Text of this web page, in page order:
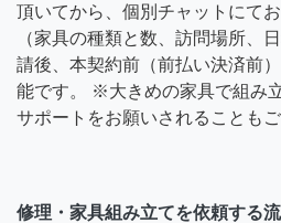
頂いてから、個別チャットにて
（家具の種類と数、訪問場所、
請後、本契約前（前払い決済前
能です。 ※大きめの家具で組み
サポートをお願いされることもご
修理・家具組み立てを依頼する